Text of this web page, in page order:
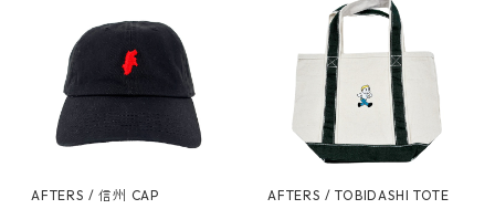
AFTERS / 信州 CAP AFTERS / TOBIDASHI TOTE